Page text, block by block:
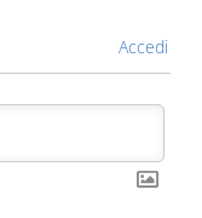
Accedi